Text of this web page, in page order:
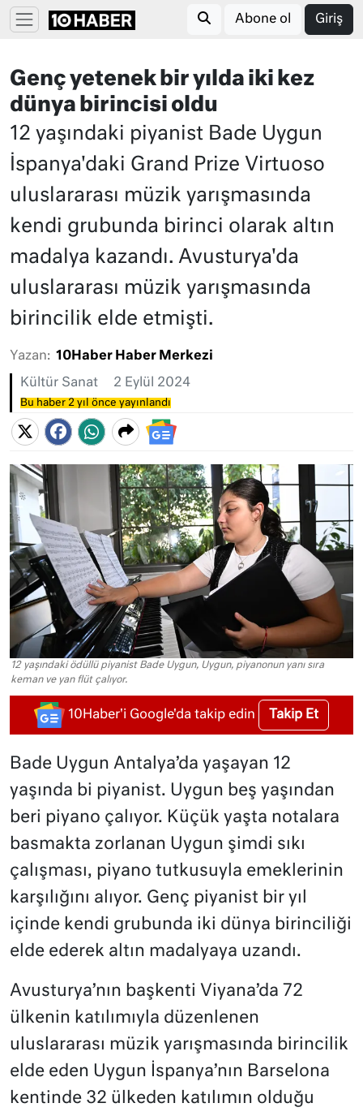
Abone ol Giriş
Genç yetenek bir yılda iki kez
dünya birincisi oldu
12 yaşındaki piyanist Bade Uygun
İspanya'daki Grand Prize Virtuoso
uluslararası müzik yarışmasında
kendi grubunda birinci olarak altın
madalya kazandı. Avusturya'da
uluslararası müzik yarışmasında
birincilik elde etmişti.
Yazan: 10Haber Haber Merkezi
Kültür Sanat 2 Eylül 2024
Bu haber 2 yıl önce yayınlandı
12 yaşındaki ödüllü piyanist Bade Uygun, Uygun, piyanonun yanı sıra
keman ve yan flüt çalıyor.
10Haber'i Google'da takip edin Takip Et
Bade Uygun Antalya’da yaşayan 12
yaşında bi piyanist. Uygun beş yaşından
beri piyano çalıyor. Küçük yaşta notalara
basmakta zorlanan Uygun şimdi sıkı
çalışması, piyano tutkusuyla emeklerinin
karşılığını alıyor. Genç piyanist bir yıl
içinde kendi grubunda iki dünya birinciliği
elde ederek altın madalyaya uzandı.
Avusturya’nın başkenti Viyana’da 72
ülkenin katılımıyla düzenlenen
uluslararası müzik yarışmasında birincilik
elde eden Uygun İspanya’nın Barselona
kentinde 32 ülkeden katılımın olduğu